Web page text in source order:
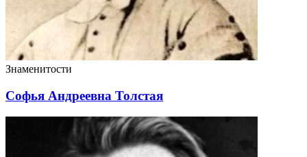
Знаменитости
Софья Андреевна Толстая